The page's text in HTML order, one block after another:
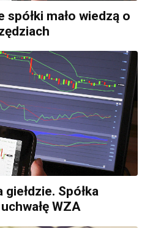
spółki mało wiedzą o
giełdzie. Spółka
WZA